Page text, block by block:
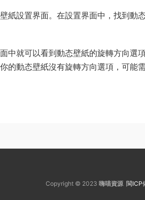
紙設置界面。在設置界面中，找到動
中就可以看到動态壁紙的旋轉方向選
的動态壁紙沒有旋轉方向選項，可能
Copyright © 2023 嗨喵資源 閩ICP